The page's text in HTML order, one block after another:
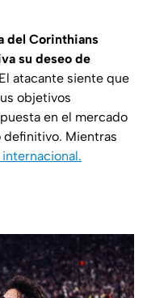
del Corinthians
su deseo de
atacante siente que
objetivos
en el mercado
definitivo. Mientras